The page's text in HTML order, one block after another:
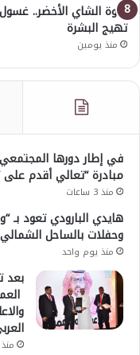
تهيج البشرة
منذ يومين
مبادرة “تعالي أقدم على
منذ 3 ساعات
هايدي البارودي تعود بـ
وحفلات بالساحل الشمالي
منذ يوم واحد
بعد